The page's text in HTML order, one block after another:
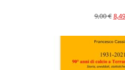
9,00€8,49